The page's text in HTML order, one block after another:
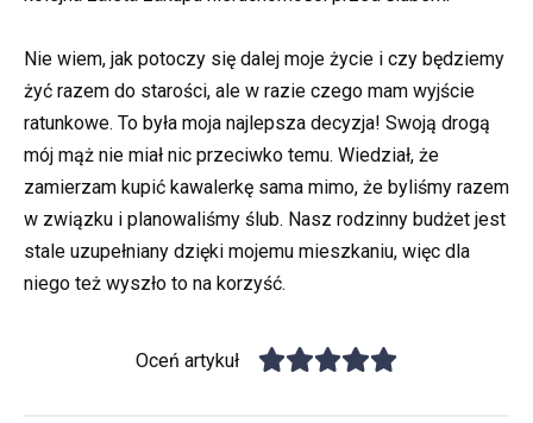
Nie wiem, jak potoczy się dalej moje życie i czy będziemy
żyć razem do starości, ale w razie czego mam wyjście
ratunkowe. To była moja najlepsza decyzja! Swoją drogą
mój mąż nie miał nic przeciwko temu. Wiedział, że
zamierzam kupić kawalerkę sama mimo, że byliśmy razem
w związku i planowaliśmy ślub. Nasz rodzinny budżet jest
stale uzupełniany dzięki mojemu mieszkaniu, więc dla
niego też wyszło to na korzyść.
Oceń artykuł